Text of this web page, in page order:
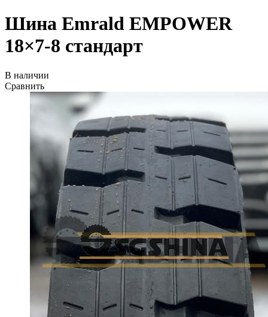
Шина Emrald EMPOWER
18×7-8 стандарт
В наличии
Сравнить